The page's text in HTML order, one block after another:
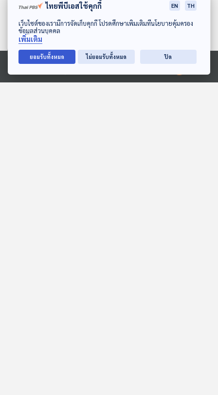
ดาวน์โหลด Thai PBS Podcast Application
Ⓒ 2020 องค์การกระจายเสียงและแพร่ภาพสาธารณะแห่งประเทศไทย
EP. 85: ใช้ชีวิตให้มีความสุข
ดุจ(คุณ)ดาว - ดุจดาว
วัฒนปกรณ์
Made My Day วันนี้ดีที่สุด
EP. 86: รักของแม่คือปีกให้
ลูก (นก) กล้าบิน - นก โชติ
ตอนที่เกี่ยวข้อง
ไทยพีบีเอสใช้คุกกี้ EN TH
เว็บไซต์ของเรามีการจัดเก็บคุกกี้ โปรดศึกษาเพิ่มเติมที่นโยบายคุ้มครอง
ข้อมูลส่วนบุคคล
เพิ่มเติม
ยอมรับทั้งหมด ไม่ยอมรับทั้งหมด ปิด